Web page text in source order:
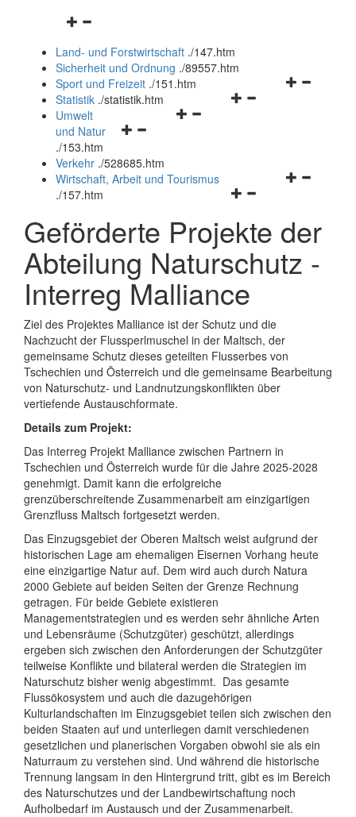
Navigationsmenü
und
schließen
Land- und Forstwirtschaft ./147.htm
Sicherheit und Ordnung ./89557.htm
Navigationsmenü
Sport und Freizeit ./151.htm
Navigationsmenü
Statistik ./statistik.htm
Navigationsmenü
und
schließen
Umwelt
und Natur
./153.htm
schließen
Verkehr ./528685.htm
Navigationsmenü
und
schließen
Wirtschaft, Arbeit und Tourismus
./157.htm
Geförderte Projekte der
Abteilung Naturschutz -
Interreg Malliance
Ziel des Projektes Malliance ist der Schutz und die
Nachzucht der Flussperlmuschel in der Maltsch, der
gemeinsame Schutz dieses geteilten Flusserbes von
Tschechien und Österreich und die gemeinsame Bearbeitung
von Naturschutz- und Landnutzungskonflikten über
vertiefende Austauschformate.
Details zum Projekt:
Das Interreg Projekt Malliance zwischen Partnern in
Tschechien und Österreich wurde für die Jahre 2025-2028
genehmigt. Damit kann die erfolgreiche
grenzüberschreitende Zusammenarbeit am einzigartigen
Grenzfluss Maltsch fortgesetzt werden.
Das Einzugsgebiet der Oberen Maltsch weist aufgrund der
historischen Lage am ehemaligen Eisernen Vorhang heute
eine einzigartige Natur auf. Dem wird auch durch Natura
2000 Gebiete auf beiden Seiten der Grenze Rechnung
getragen. Für beide Gebiete existieren
Managementstrategien und es werden sehr ähnliche Arten
und Lebensräume (Schutzgüter) geschützt, allerdings
ergeben sich zwischen den Anforderungen der Schutzgüter
teilweise Konflikte und bilateral werden die Strategien im
Naturschutz bisher wenig abgestimmt. Das gesamte
Flussökosystem und auch die dazugehörigen
Kulturlandschaften im Einzugsgebiet teilen sich zwischen den
beiden Staaten auf und unterliegen damit verschiedenen
gesetzlichen und planerischen Vorgaben obwohl sie als ein
Naturraum zu verstehen sind. Und während die historische
Trennung langsam in den Hintergrund tritt, gibt es im Bereich
des Naturschutzes und der Landbewirtschaftung noch
Aufholbedarf im Austausch und der Zusammenarbeit.